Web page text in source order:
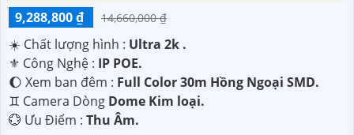
9,288,800 ₫
14,660,000 ₫
☀️ Chất lượng hình : Ultra 2k .
⚜️ Công Nghệ : IP POE.
🌔 Xem ban đêm : Full Color 30m Hồng Ngoại SMD.
♊ Camera Dòng Dome Kim loại.
️💮 Ưu Điểm : Thu Âm.